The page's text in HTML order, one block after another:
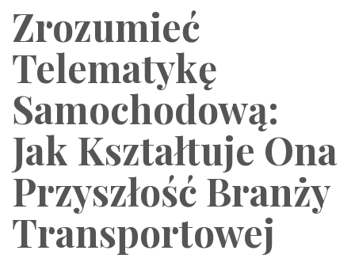
Zrozumieć
Telematykę
Samochodową:
Jak Kształtuje Ona
Przyszłość Branży
Transportowej